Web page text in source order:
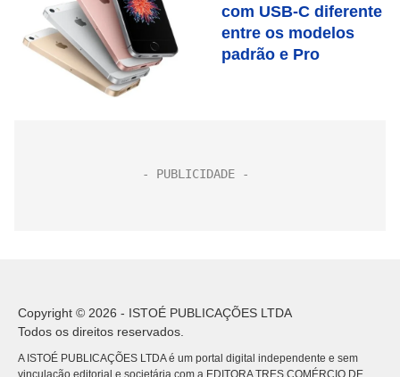
com USB-C diferente
entre os modelos
padrão e Pro
Copyright © 2026 - ISTOÉ PUBLICAÇÕES LTDA
Todos os direitos reservados.
A ISTOÉ PUBLICAÇÕES LTDA é um portal digital independente e sem
vinculação editorial e societária com a EDITORA TRES COMÉRCIO DE